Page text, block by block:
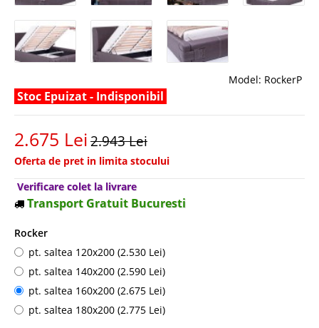
Model: RockerP
Stoc Epuizat - Indisponibil
2.675 Lei2.943 Lei
Oferta de pret in limita stocului
Verificare colet la livrare
Transport Gratuit Bucuresti
Rocker
pt. saltea 120x200 (2.530 Lei)
pt. saltea 140x200 (2.590 Lei)
pt. saltea 160x200 (2.675 Lei)
pt. saltea 180x200 (2.775 Lei)